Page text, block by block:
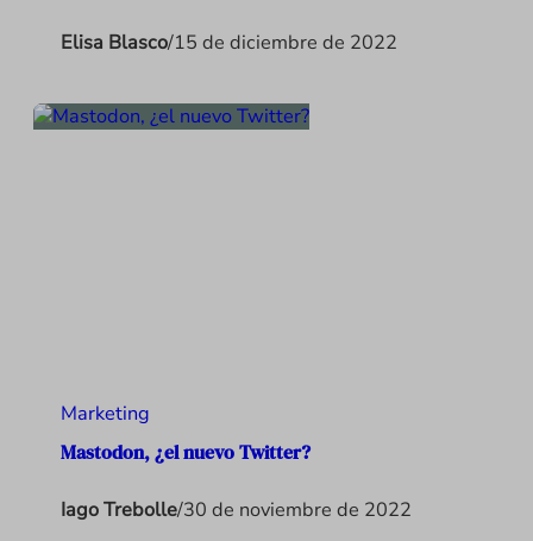
Elisa Blasco/15 de diciembre de 2022
Marketing
Mastodon, ¿el nuevo Twitter?
Iago Trebolle/30 de noviembre de 2022